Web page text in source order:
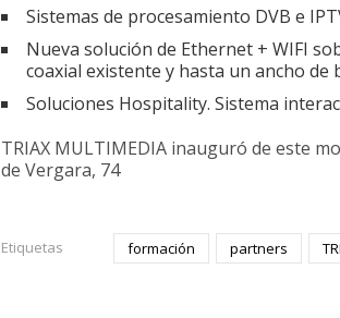
Sistemas de procesamiento DVB e
Nueva solución de Ethernet + WIFI
coaxial existente y hasta un ancho de
Soluciones Hospitality. Sistema
TRIAX MULTIMEDIA inauguró de este
de Vergara, 74
Etiquetas formación partners